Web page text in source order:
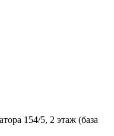
154/5, 2 этаж (база